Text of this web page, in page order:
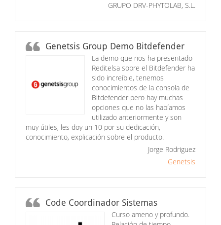
GRUPO DRV-PHYTOLAB, S.L.
Genetsis Group Demo Bitdefender
La demo que nos ha presentado
Reditelsa sobre el Bitdefender ha
sido increíble, tenemos
conocimientos de la consola de
Bitdefender pero hay muchas
opciones que no las habíamos
utilizado anteriormente y son
muy útiles, les doy un 10 por su dedicación,
conocimiento, explicación sobre el producto.
Jorge Rodriguez
Genetsis
Code Coordinador Sistemas
Curso ameno y profundo.